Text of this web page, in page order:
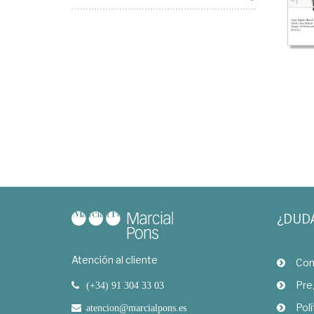
Atención al cliente
(+34) 91 304 33 03
atencion@marcialpons.es